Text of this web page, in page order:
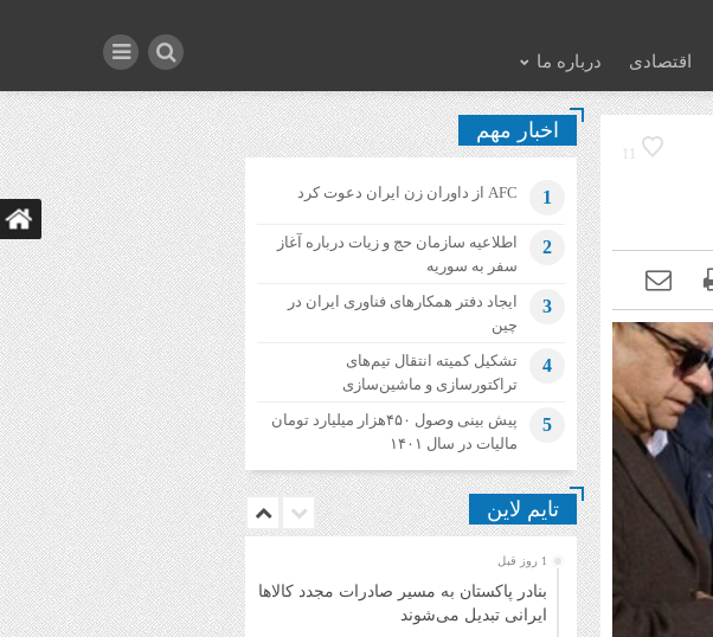
اقتصادی درباره ما
11
اخبار مهم
1 AFC از داوران زن ایران دعوت کرد
2
اطلاعیه‌ سازمان حج و زیات درباره آغاز
سفر به سوریه
3
ایجاد دفتر همکارهای فناوری ایران در
چین
4
تشکیل کمیته انتقال تیم‌های
تراکتورسازی و ماشین‌سازی
5
پیش بینی وصول ۴۵۰هزار میلیارد تومان
مالیات در سال ۱۴۰۱
تایم لاین
1 روز قبل
بنادر پاکستان به مسیر صادرات مجدد کالاهای
ایرانی تبدیل می‌شوند